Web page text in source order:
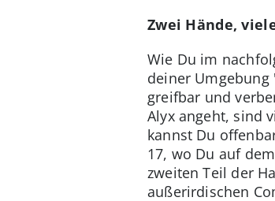
Zwei Hände,
Wie Du im
deiner Umgebung
greifbar und
Alyx angeht, sind
kannst Du
17, wo Du auf
zweiten Teil der
außerirdischen